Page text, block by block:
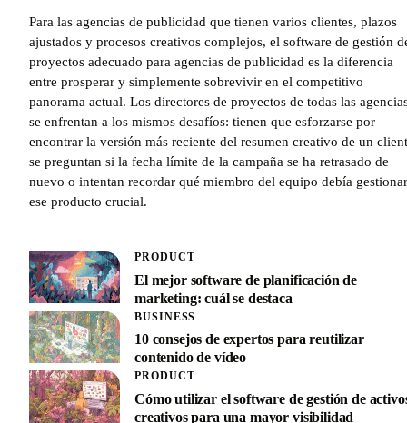
Para las agencias de publicidad que tienen varios clientes, plazos
ajustados y procesos creativos complejos, el software de gestión
proyectos adecuado para agencias de publicidad es la diferencia
entre prosperar y simplemente sobrevivir en el competitivo
panorama actual. Los directores de proyectos de todas las
se enfrentan a los mismos desafíos: tienen que esforzarse por
encontrar la versión más reciente del resumen creativo de un
se preguntan si la fecha límite de la campaña se ha retrasado de
nuevo o intentan recordar qué miembro del equipo debía gestionar
ese producto crucial.
PRODUCT
El mejor software de planificación de
marketing: cuál se destaca
BUSINESS
10 consejos de expertos para reutilizar
contenido de vídeo
PRODUCT
Cómo utilizar el software de gestión de
creativos para una mayor visibilidad